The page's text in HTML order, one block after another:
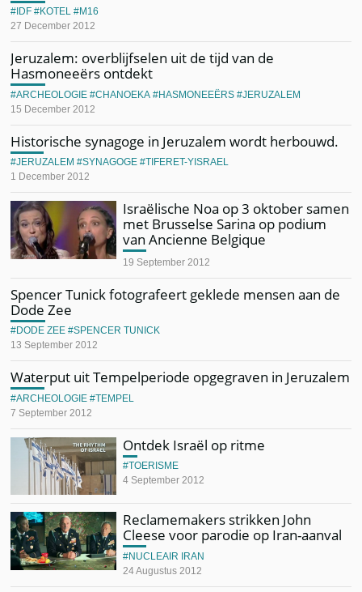
27 December 2012
IDF KOTEL M16
Jeruzalem: overblijfselen uit de tijd van de
Hasmoneeërs ontdekt
15 December 2012
ARCHEOLOGIE CHANOEKA HASMONEEËRS JERUZALEM
Historische synagoge in Jeruzalem wordt herbouwd.
1 December 2012
JERUZALEM SYNAGOGE TIFERET-YISRAEL
Israëlische Noa op 3 oktober samen
met Brusselse Sarina op podium
van Ancienne Belgique
19 September 2012
Spencer Tunick fotografeert geklede mensen aan de
Dode Zee
13 September 2012
DODE ZEE SPENCER TUNICK
Waterput uit Tempelperiode opgegraven in Jeruzalem
7 September 2012
ARCHEOLOGIE TEMPEL
Ontdek Israël op ritme
4 September 2012
TOERISME
Reclamemakers strikken John
Cleese voor parodie op Iran-aanval
24 Augustus 2012
NUCLEAIR IRAN